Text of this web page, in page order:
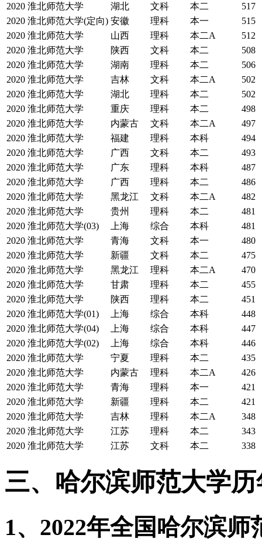
2020 淮北师范大学 湖北 文科 本二
517
2020 淮北师范大学(定向) 安徽 理科 本一
515
2020 淮北师范大学 山西 理科 本二A
512
2020 淮北师范大学 陕西 文科 本二
508
2020 淮北师范大学 湖南 理科 本二
506
2020 淮北师范大学 吉林 文科 本二A
502
2020 淮北师范大学 湖北 理科 本二
502
2020 淮北师范大学 重庆 理科 本二
498
2020 淮北师范大学 内蒙古 文科 本二A
497
2020 淮北师范大学 福建 理科 本科
494
2020 淮北师范大学 广西 文科 本二
493
2020 淮北师范大学 广东 理科 本科
487
2020 淮北师范大学 广西 理科 本二
486
2020 淮北师范大学 黑龙江 文科 本二A
482
2020 淮北师范大学 贵州 理科 本二
481
2020 淮北师范大学(03) 上海 综合 本科
481
2020 淮北师范大学 青海 文科 本一
480
2020 淮北师范大学 新疆 文科 本二
475
2020 淮北师范大学 黑龙江 理科 本二A
470
2020 淮北师范大学 甘肃 理科 本二
455
2020 淮北师范大学 陕西 理科 本二
451
2020 淮北师范大学(01) 上海 综合 本科
448
2020 淮北师范大学(04) 上海 综合 本科
447
2020 淮北师范大学(02) 上海 综合 本科
446
2020 淮北师范大学 宁夏 理科 本二
435
2020 淮北师范大学 内蒙古 理科 本二A
426
2020 淮北师范大学 青海 理科 本一
421
2020 淮北师范大学 新疆 理科 本二
421
2020 淮北师范大学 吉林 理科 本二A
348
2020 淮北师范大学 江苏 理科 本二
343
2020 淮北师范大学 江苏 文科 本二 338
三、哈尔滨师范大学
1、2022年全国哈尔滨